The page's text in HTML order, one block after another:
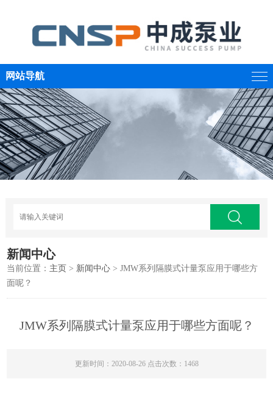
网站导航
新闻中心
当前位置： 主页 > 新闻中心 > JMW系列隔膜式计量泵应用于哪些方
面呢？
JMW系列隔膜式计量泵应用于哪些方面呢？
更新时间：2020-08-26 点击次数：1468